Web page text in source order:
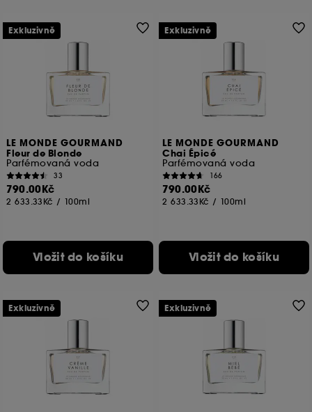
LE MONDE GOURMAND
Fleur de Blonde
Parfémovaná voda
33
790.00Kč
2 633.33Kč / 100ml
Vložit do košíku
Exkluzivně
LE MONDE GOURMAND
Chai Épicé
Parfémovaná voda
166
790.00Kč
2 633.33Kč / 100ml
Vložit do košíku
Exkluzivně
Exkluzivně Exkluzivně